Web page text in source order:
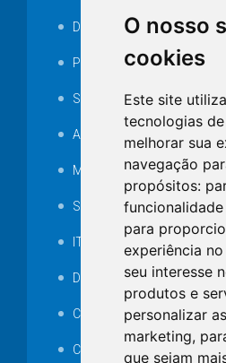
O nosso
cookies
Este site
tecnologias
melhorar sua
navegação
propósitos:
para
experiência
seu interesse
produtos e
personalizar
marketing,
que sejam
Decretos
Portarias
SAMAE
Audiência pública
MANUTENÇÃO DE
Serviços Técnicos TI
ITR
Desapropriações
Catalogo Eletrônico de
Consórcios Municipais